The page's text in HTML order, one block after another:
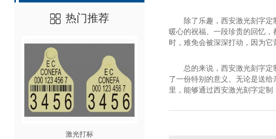
热门推荐
激光打标
除了乐趣，西安激光刻字
暖心的祝福、一段珍贵的回忆
时，难免会被深深打动，因为它
总的来说，西安激光刻字
了一份特别的意义。无论是送
里，能够通过西安激光刻字定制